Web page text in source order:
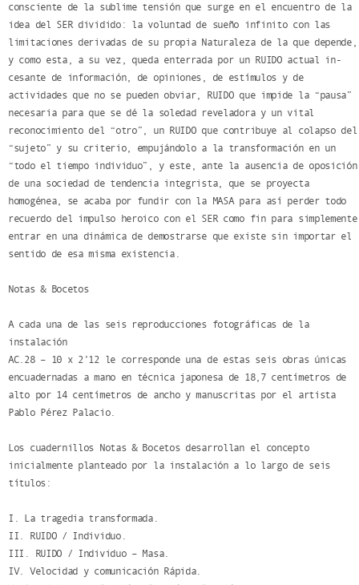
consciente de la sublime tensión que surge en el encuentro de la
idea del SER dividido: la voluntad de sueño infinito con las
limitaciones derivadas de su propia Naturaleza de la que depende,
y como esta, a su vez, queda enterrada por un RUIDO actual in-
cesante de información, de opiniones, de estímulos y de
actividades que no se pueden obviar, RUIDO que impide la “pausa”
necesaria para que se dé la soledad reveladora y un vital
reconocimiento del “otro”, un RUIDO que contribuye al colapso del
“sujeto” y su criterio, empujándolo a la transformación en un
“todo el tiempo individuo”, y este, ante la ausencia de oposición
de una sociedad de tendencia integrista, que se proyecta
homogénea, se acaba por fundir con la MASA para así perder todo
recuerdo del impulso heroico con el SER como fin para simplemente
entrar en una dinámica de demostrarse que existe sin importar el
sentido de esa misma existencia.
Notas & Bocetos
A cada una de las seis reproducciones fotográficas de la
instalación
AC.28 – 10 x 2’12 le corresponde una de estas seis obras únicas
encuadernadas a mano en técnica japonesa de 18,7 centímetros de
alto por 14 centímetros de ancho y manuscritas por el artista
Pablo Pérez Palacio.
Los cuadernillos Notas & Bocetos desarrollan el concepto
inicialmente planteado por la instalación a lo largo de seis
títulos:
I. La tragedia transformada.
II. RUIDO / Individuo.
III. RUIDO / Individuo – Masa.
IV. Velocidad y comunicación Rápida.